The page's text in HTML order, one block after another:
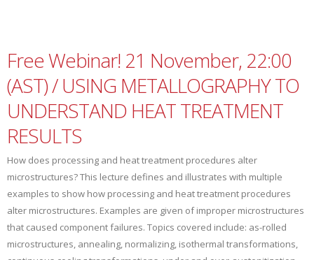
Free Webinar! 21 November, 22:00
(AST) / USING METALLOGRAPHY TO
UNDERSTAND HEAT TREATMENT
RESULTS
How does processing and heat treatment procedures alter
microstructures? This lecture defines and illustrates with multiple
examples to show how processing and heat treatment procedures
alter microstructures. Examples are given of improper microstructures
that caused component failures. Topics covered include: as-rolled
microstructures, annealing, normalizing, isothermal transformations,